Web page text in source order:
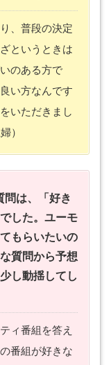
、普段の決定
というときは
のある方で
い方なんです
いただきまし
）
は、「好き
した。ユーモ
もらいたいの
質問から予想
し動揺してし
ィ番組を答え
番組が好きな